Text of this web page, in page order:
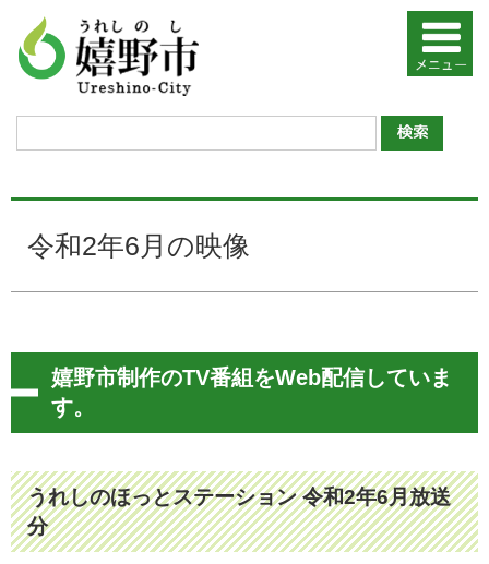
令和2年6月の映像
嬉野市制作のTV番組をWeb配信していま
す。
うれしのほっとステーション 令和2年6月放送
分